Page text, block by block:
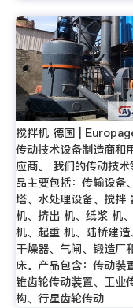
搅拌机 德国 |
传动技术设备制造商和
应商。 我们的传动技术
品主要包括：传输设备
塔、水处理设备、搅拌
机、挤出 机、纸浆 机
机、起重 机、陆桥建造
干燥器、气闸、锻造厂
床。产品包含：传动装
锥齿轮传动装置、工业
构、行星齿轮传动